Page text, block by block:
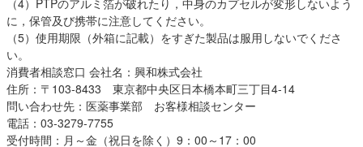
（4）PTPのアルミ箔が破れたり，中身のカプセルが変形しないよう
に，保管及び携帯に注意してください。
（5）使用期限（外箱に記載）をすぎた製品は服用しないでくださ
い。
消費者相談窓口 会社名：興和株式会社
住所：〒103-8433 東京都中央区日本橋本町三丁目4-14
問い合わせ先：医薬事業部 お客様相談センター
電話：03-3279-7755
受付時間：月～金（祝日を除く）9：00～17：00